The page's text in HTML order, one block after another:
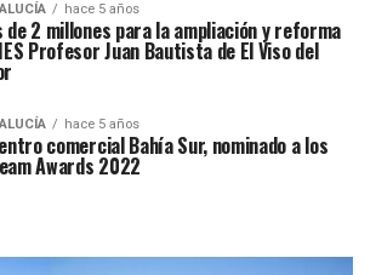
hace 5 años
de 2 millones para la ampliación y reforma
Profesor Juan Bautista de El Viso del
hace 5 años
comercial Bahía Sur, nominado a los
Awards 2022